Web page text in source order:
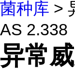
菌种库 >
AS 2.338
异常